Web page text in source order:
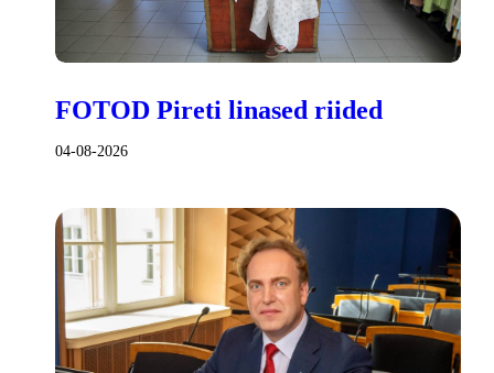
FOTOD Pireti linased riided
04-08-2026